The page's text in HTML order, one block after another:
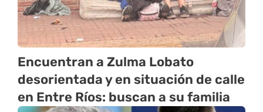
Encuentran a Zulma Lobato
desorientada y en situación de calle
en Entre Ríos: buscan a su familia